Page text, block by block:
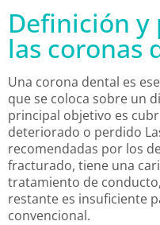
Definición
las coronas
Una corona dental es
que se coloca sobre un
principal objetivo es
deteriorado o perdido
recomendadas por los
fracturado, tiene una
tratamiento de
restante es insuficiente
convencional.